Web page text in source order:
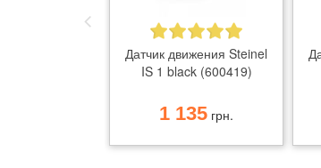
Датчик движения Steinel
IS 1 black (600419)
1 135 грн.